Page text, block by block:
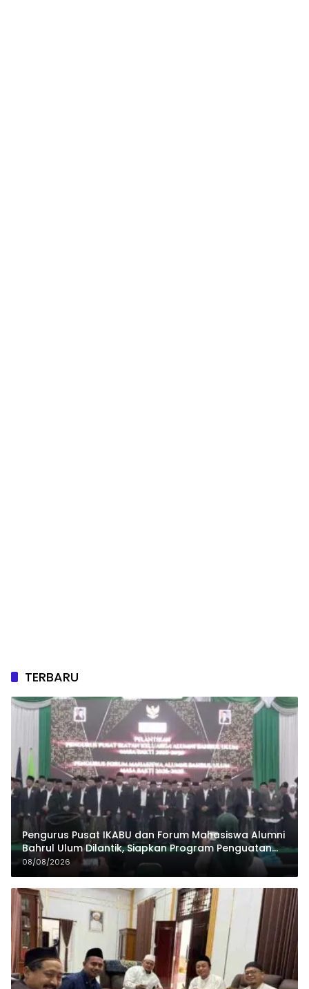
TERBARU
Pengurus Pusat IKABU dan Forum Mahasiswa Alumni
Bahrul Ulum Dilantik, Siapkan Program Penguatan
Organisasi dan Ekonomi
08/08/2026